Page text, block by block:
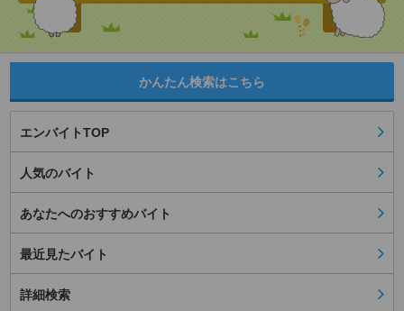
かんたん検索はこちら
エンバイトTOP
人気のバイト
あなたへのおすすめバイト
最近見たバイト
詳細検索